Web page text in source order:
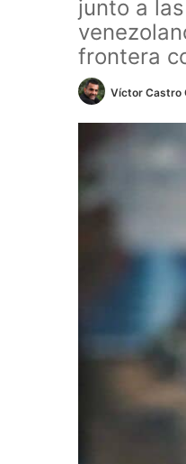
junto a
frontera
Víctor Castro